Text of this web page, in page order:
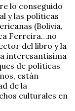
lo conseguido
y las políticas
(Bolivia,
Ferreira…no
del libro y la
interesantísima
de políticas
están
de la
culturales en